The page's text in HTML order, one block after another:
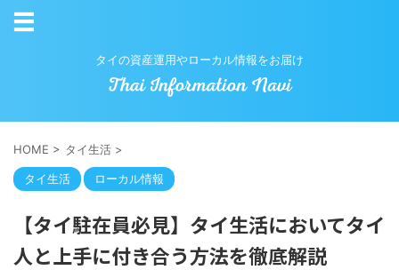
タイの資産運用やローカル情報をお届け
HOME > タイ生活 >
タイ生活 ローカル情報
【タイ駐在員必見】タイ生活においてタイ
人と上手に付き合う方法を徹底解説